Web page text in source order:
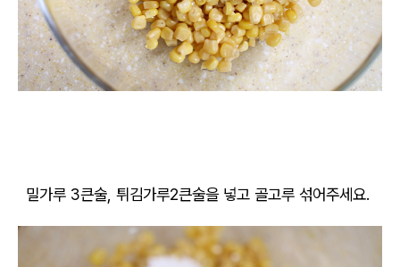
밀가루 3큰술, 튀김가루2큰술을 넣고 골고루 섞어주세요.